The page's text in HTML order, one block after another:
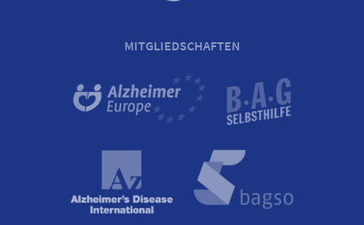
MITGLIEDSCHAFTEN